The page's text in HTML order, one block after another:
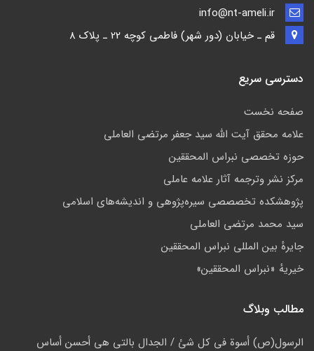
قم ـ خيابان (دور شهر) فاطمي كوچه 22 ـ پلاک 8
دسترسی سریع
صفحه نخست
علامه محقق آیت الله سید جعفر مرتضی العاملی
حوزه تخصصی نبراس المحققین
مركز نشر وترجمه آثار علامه عاملی
پژوهشكده تخصصصى سیره‌پژوهی و اندیشه‌های اسلامی
سید محمد مرتضی العاملی
جايرهٔ بین المللی نبراس المحققین
خيريهٔ «نبراس المحققين»
مطالب وبلاگ
الرسول(ص) أسوة في کل شئ / الجدال بالتي هي أحسن أساس